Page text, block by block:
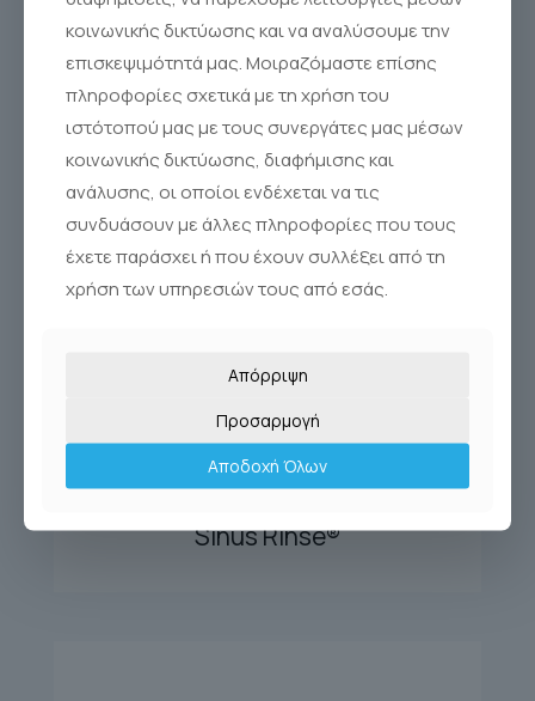
SINUS RINSE 120 REFILL
Sinus Rinse®
κοινωνικής δικτύωσης και να αναλύσουμε την
επισκεψιμότητά μας. Μοιραζόμαστε επίσης
πληροφορίες σχετικά με τη χρήση του
ιστότοπού μας με τους συνεργάτες μας μέσων
κοινωνικής δικτύωσης, διαφήμισης και
ανάλυσης, οι οποίοι ενδέχεται να τις
συνδυάσουν με άλλες πληροφορίες που τους
έχετε παράσχει ή που έχουν συλλέξει από τη
χρήση των υπηρεσιών τους από εσάς.
Απόρριψη
Προσαρμογή
Αποδοχή Όλων